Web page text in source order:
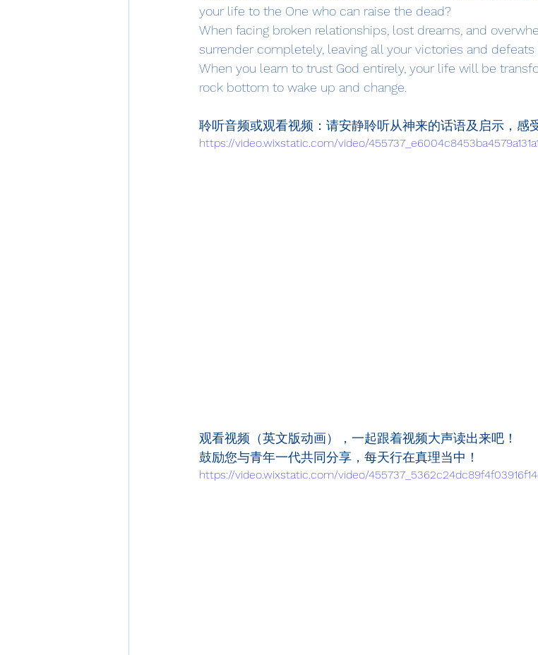
your life to the One who can raise the dead?
When facing broken relationships, lost dreams, and
surrender completely, leaving all your victories and defeats
When you learn to trust God entirely, your life will be
rock bottom to wake up and change.
聆听音频或观看视频：请安静聆听从神来的话语及启示，感
https://video.wixstatic.com/video/
观看视频（英文版动画），一起跟着视频大声读出来吧！
鼓励您与青年一代共同分享，每天行在真理当中！
https://video.wixstatic.com/video/